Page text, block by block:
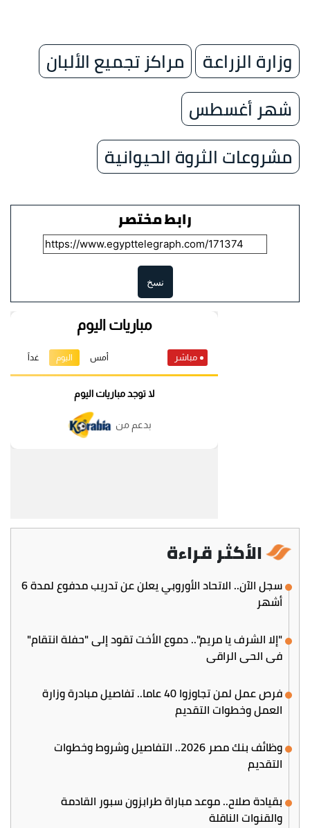
وزارة الزراعة
مراكز تجميع الألبان
شهر أغسطس
مشروعات الثروة الحيوانية
رابط مختصر
نسخ
الأكثر قراءة
سجل الآن.. الاتحاد الأوروبي يعلن عن تدريب مدفوع لمدة 6
أشهر
"إلا الشرف يا مريم".. دموع الأخت تقود إلى "حفلة انتقام"
في الحي الراقي
فرص عمل لمن تجاوزوا 40 عاما.. تفاصيل مبادرة وزارة
العمل وخطوات التقديم
وظائف بنك مصر 2026.. التفاصيل وشروط وخطوات
التقديم
بقيادة صلاح.. موعد مباراة طرابزون سبور القادمة
والقنوات الناقلة